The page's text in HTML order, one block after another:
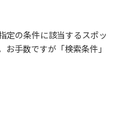
定の条件に該当するスポッ
手数ですが「検索条件」